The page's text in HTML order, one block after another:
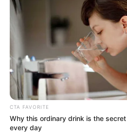
CTA FAVORITE
Why this ordinary drink is the
every day